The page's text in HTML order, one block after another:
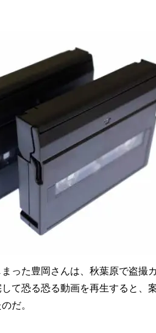
った豊岡さんは、秋葉原で盗撮
て恐る恐る動画を再生すると、
だ。